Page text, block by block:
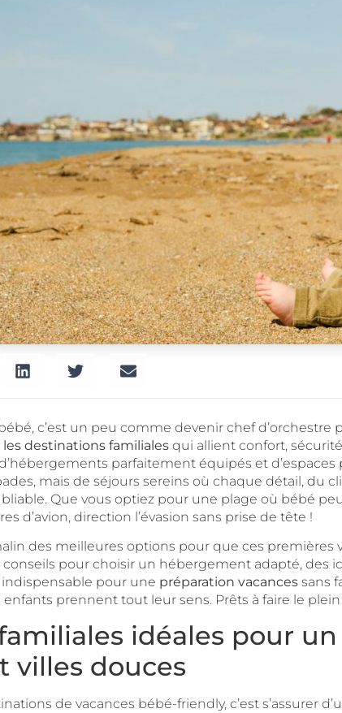
c’est un peu comme devenir chef
les destinations familiales qui allient confort,
parfaitement équipés et
mais de séjours sereins où chaque détail, du
Que vous optiez pour une plage où bébé
d’avion, direction l’évasion sans prise de tête !
des meilleures options pour que ces
pour choisir un hébergement adapté, des
pour une préparation vacances sans
prennent tout leur sens. Prêts à faire le
idéales pour
villes douces
de vacances bébé-friendly, c’est s’assurer